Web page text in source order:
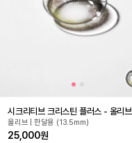
시크리티브 크리스틴 플러스 - 올리브
올리브 | 한달용 (13.5mm)
25,000원